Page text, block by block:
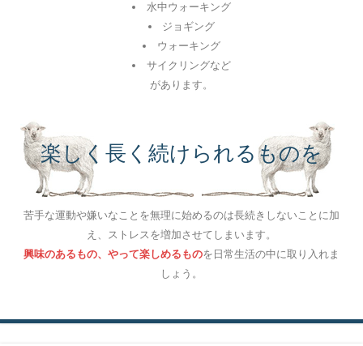
水中ウォーキング
ジョギング
ウォーキング
サイクリングなど
があります。
楽しく長く続けられるものを
苦手な運動や嫌いなことを無理に始めるのは長続きしないことに加
え、ストレスを増加させてしまいます。
興味のあるもの、やって楽しめるものを日常生活の中に取り入れま
しょう。